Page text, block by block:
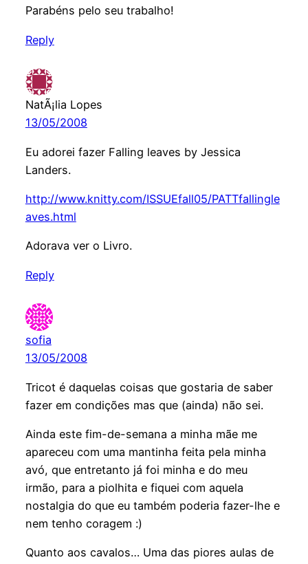
Parabéns pelo seu trabalho!
Reply
NatÃ¡lia Lopes
13/05/2008
Eu adorei fazer Falling leaves by Jessica
Landers.
http://www.knitty.com/ISSUEfall05/PATTfallingle
aves.html
Adorava ver o Livro.
Reply
sofia
13/05/2008
Tricot é daquelas coisas que gostaria de saber
fazer em condições mas que (ainda) não sei.
Ainda este fim-de-semana a minha mãe me
apareceu com uma mantinha feita pela minha
avó, que entretanto já foi minha e do meu
irmão, para a piolhita e fiquei com aquela
nostalgia do que eu também poderia fazer-lhe e
nem tenho coragem :)
Quanto aos cavalos… Uma das piores aulas de